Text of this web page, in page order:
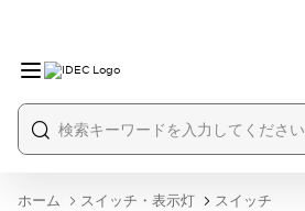
ホーム スイッチ・表示灯
スイッチ